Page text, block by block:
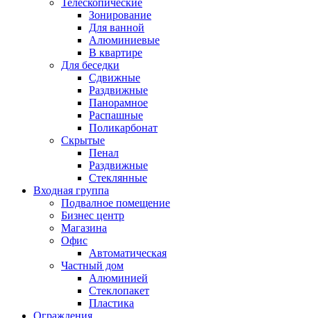
Телескопические
Зонирование
Для ванной
Алюминиевые
В квартире
Для беседки
Сдвижные
Раздвижные
Панорамное
Распашные
Поликарбонат
Скрытые
Пенал
Раздвижные
Стеклянные
Входная группа
Подвалное помещение
Бизнес центр
Магазина
Офис
Автоматическая
Частный дом
Алюминией
Стеклопакет
Пластика
Ограждения